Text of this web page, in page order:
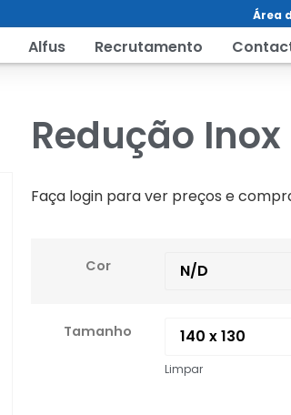
Área
Alfus Recrutamento
Redução
Faça login para ver preços e
Cor
Tamanho
Limpar